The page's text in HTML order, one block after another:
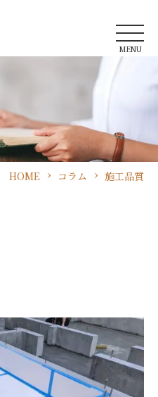
MENU
HOME コラム 施工品質